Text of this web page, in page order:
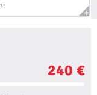
240 €